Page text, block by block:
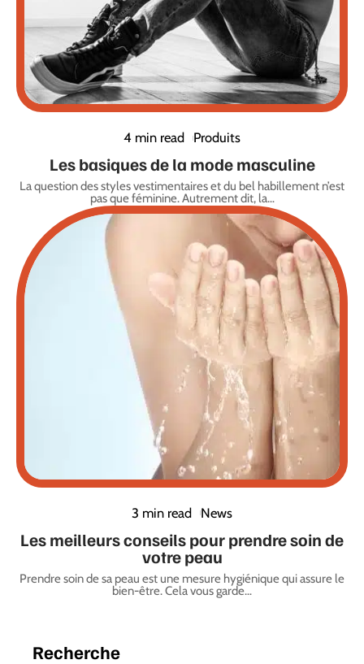
4 min read Produits
Les basiques de la mode masculine
La question des styles vestimentaires et du bel habillement n’est
pas que féminine. Autrement dit, la…
3 min read News
Les meilleurs conseils pour prendre soin de
votre peau
Prendre soin de sa peau est une mesure hygiénique qui assure le
bien-être. Cela vous garde…
Recherche